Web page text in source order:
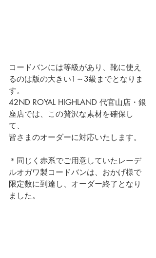
コードバンには等級があり、靴に使え
るのは版の大きい1～3級までとなりま
す。
42ND ROYAL HIGHLAND 代官山店・銀
座店では、この贅沢な素材を確保し
て、
皆さまのオーダーに対応いたします。
＊同じく赤系でご用意していたレーデ
ルオガワ製コードバンは、おかげ様で
限定数に到達し、オーダー終了となり
ました。